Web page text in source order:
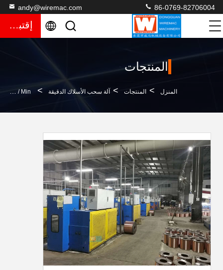
andy@wiremac.com 86-0769-82706004
إقتباس
المنتجات
المنزل > المنتجات > آلة سحب الأسلاك الدقيقة > SGS 2500 M / Min آلة سحب الأسلاك النحاسية 18 KW نوع الرش AC